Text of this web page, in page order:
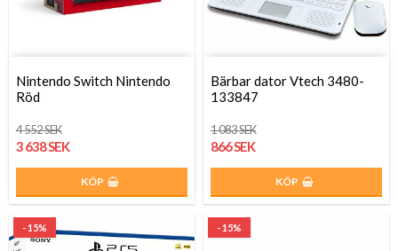
Nintendo Switch Nintendo
Röd
4 552 SEK
3 638 SEK
KÖP
Bärbar dator Vtech 3480-
133847
1 083 SEK
866 SEK
KÖP
- 15% - 15%